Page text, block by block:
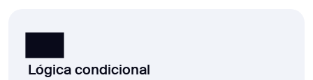
Lógica condicional